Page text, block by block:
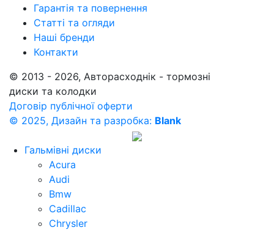
Гарантія та повернення
Статті та огляди
Наші бренди
Контакти
© 2013 - 2026, Авторасходнік - тормозні
диски та колодки
Договір публічної оферти
© 2025, Дизайн та разробка: Blank
Гальмівні диски
Acura
Audi
Bmw
Cadillac
Chrysler